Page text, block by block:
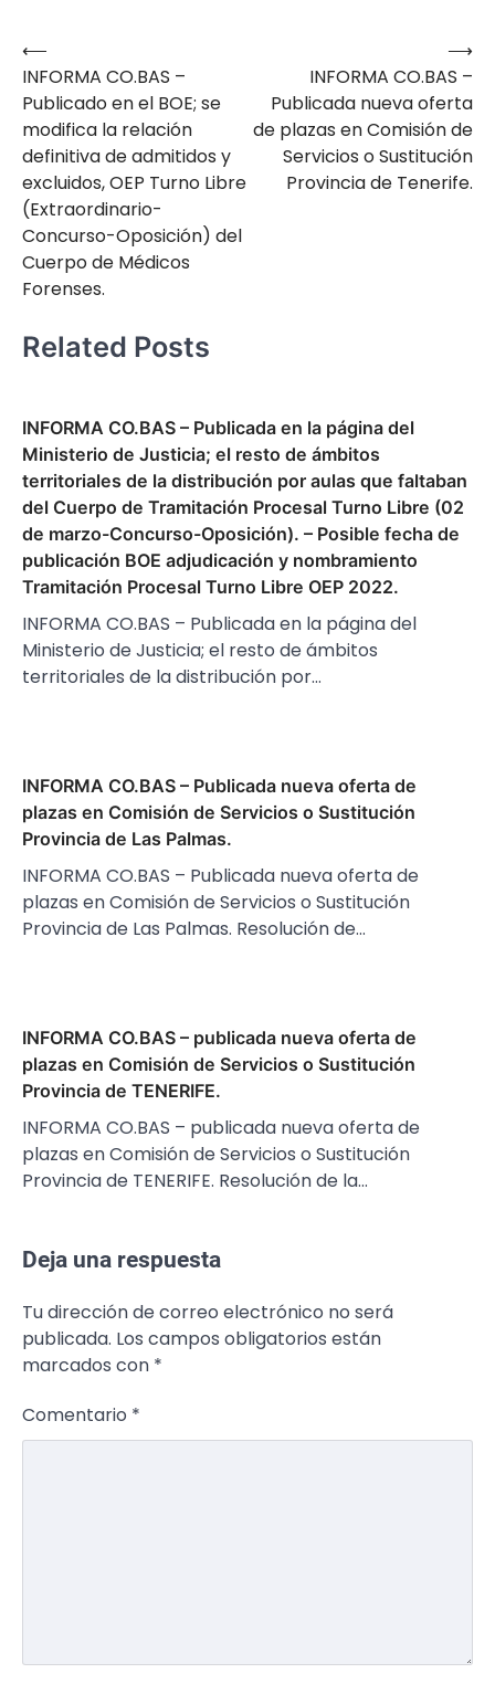
Navegación
de
entradas
⟵
INFORMA CO.BAS –
Publicado en el BOE; se
modifica la relación
definitiva de admitidos y
excluidos, OEP Turno Libre
(Extraordinario-
Concurso-Oposición) del
Cuerpo de Médicos
Forenses.
INFORMA CO.BAS –
Publicada nueva oferta
de plazas en Comisión de
Servicios o Sustitución
Provincia de Tenerife.
⟶
Related Posts
INFORMA CO.BAS – Publicada en la página del
Ministerio de Justicia; el resto de ámbitos
territoriales de la distribución por aulas que faltaban
del Cuerpo de Tramitación Procesal Turno Libre (02
de marzo-Concurso-Oposición). – Posible fecha de
publicación BOE adjudicación y nombramiento
Tramitación Procesal Turno Libre OEP 2022.
INFORMA CO.BAS – Publicada en la página del
Ministerio de Justicia; el resto de ámbitos
territoriales de la distribución por…
INFORMA CO.BAS – Publicada nueva oferta de
plazas en Comisión de Servicios o Sustitución
Provincia de Las Palmas.
INFORMA CO.BAS – Publicada nueva oferta de
plazas en Comisión de Servicios o Sustitución
Provincia de Las Palmas. Resolución de…
INFORMA CO.BAS – publicada nueva oferta de
plazas en Comisión de Servicios o Sustitución
Provincia de TENERIFE.
INFORMA CO.BAS – publicada nueva oferta de
plazas en Comisión de Servicios o Sustitución
Provincia de TENERIFE. Resolución de la…
Deja una respuesta
Tu dirección de correo electrónico no será
publicada. Los campos obligatorios están
marcados con *
Comentario *